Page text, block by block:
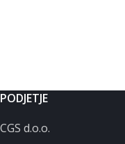
PODJETJE
CGS d.o.o.